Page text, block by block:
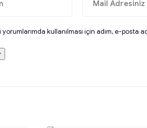
kullanılması için adım, e-posta